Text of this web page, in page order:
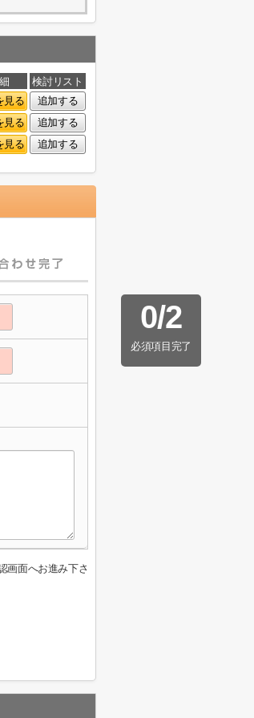
検討リスト
見る
追加する
見る
追加する
見る 追加する
0/2
必須項目完了
画面へお進み下さ